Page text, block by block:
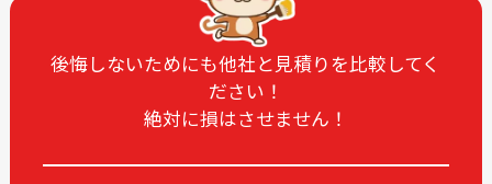
2024-11
2024-10
2024-09
2024-05
2024-04
2024-03
後悔しないためにも他社と見積りを比較してく
ださい！
絶対に損はさせません！